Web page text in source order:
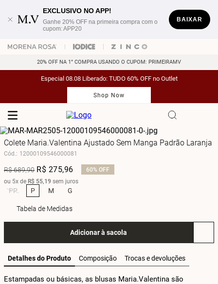
EXCLUSIVO NO APP!
Ganhe 20% OFF na primeira compra com o
cupom: APP20
BAIXAR
20% OFF NA 1° COMPRA USANDO O CUPOM: PRIMEIRAMV
Especial 08.08 Liberado: TUDO 60% OFF no Outlet
Shop Now
Colete Maria.Valentina Ajustado Sem Manga Padrão Laranja
Cód.: 12000109546000081
R$689,90 R$ 275,96 60% OFF
ou 5x de R$ 55,19 sem juros
PP P M G
Tabela de Medidas
Adicionar à sacola
Detalhes do Produto Composição Trocas e devoluções
Estampadas ou básicas, as blusas Maria.Valentina são